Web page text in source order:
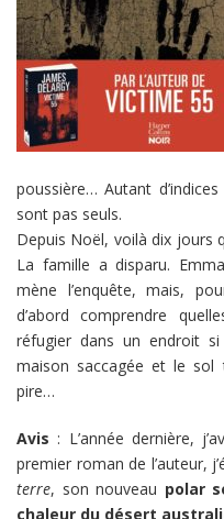
poussière… Autant
sont pas seuls.
Depuis Noël, voilà dix jours
La famille a disparu.
mène l’enquête, mais,
d’abord comprendre
réfugier dans un endroit
maison saccagée et le sol
pire…
Avis : L’année dernière,
premier roman de l’auteur,
terre, son nouveau polar
chaleur du désert